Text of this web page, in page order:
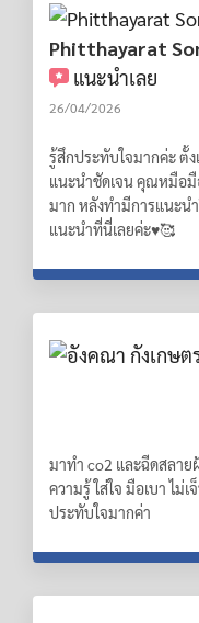
Phitthayarat
แนะนำเลย
26/04/2026
รู้สึกประทับใจมากค่ะ ตั้
แนะนำชัดเจน คุณหมือมื
มาก หลังทำมีการแนะนำ
แนะนำที่นี่เลยค่ะ♥️🥰
มาทำ co2 และฉีดสลา
ความรู้ ใส่ใจ มือเบา ไม่
ประทับใจมากค่า